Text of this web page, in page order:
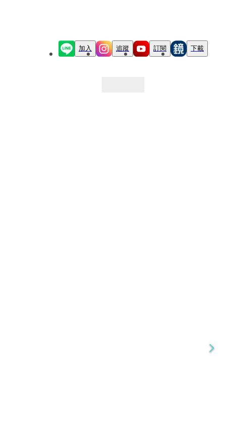
加入 追蹤 訂閱 下載